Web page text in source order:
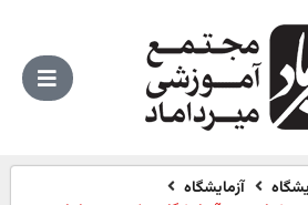
آزمایشگاه